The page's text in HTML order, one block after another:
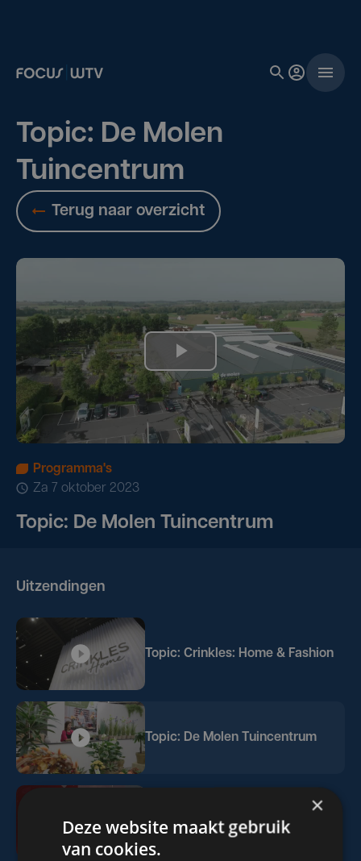
Topic: De Molen
Tuincentrum
Terug naar overzicht
Programma's
za 7 oktober 2023
Topic: De Molen Tuincentrum
Uitzendingen
Topic: Crinkles: Home & Fashion
Topic: De Molen Tuincentrum
Lighting
×
Deze website maakt gebruik
van cookies.